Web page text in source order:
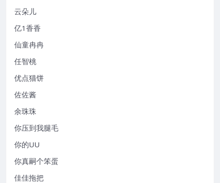
云朵儿
亿1香香
仙童冉冉
任智桃
优点猫饼
佐佐酱
余珠珠
你压到我腿毛
你的UU
你真嗣个笨蛋
佳佳拖把